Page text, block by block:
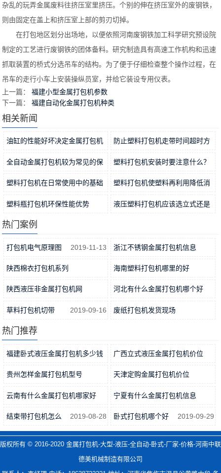
杂乱的玩弄金属废料往挤压室里挤压。个别的伸在挤压室外的废钢铁，
则由固定在盖上和挤压室上部的剪刃切掉。
在打包地区划分出场地，以便依照河南废钢铁加工科学研究预设院
制定的工艺进行废钢铁的团体备料。研究制造具有高速工作机构和迅速
抓取装置的桥式分选吊车的结构。为了便于仔细检查整个操作过程，在
吊车的走行小车上安装操纵员室，并给它装设专用仪表。
上一篇：福建小型金属打包机参数
下一篇：福建自动化金属打包机种类
相关新闻
油缸的性能好坏决定金属打包机
稳定… 2021-11-15
防止塑料打包机走带时间超时方
法分… 2021-11-12
全自动金属打包机较为常见的保
养方… 2021-11-09
塑料打包机安装时要注意什么？
2021-11-06
塑料打包机在日常使用中的基础
工作… 2021-11-04
塑料打包机使塑料再利用降低消
耗 2021-11-01
塑料瓶打包机环保性能优势 液压塑料打包机应该选立式还是
热门案例
打包机电气原理图 2019-11-13 浙江不锈钢金属打包机信息
2019-05-05
陕西棉衣打包机系列
2019-04-22
海南塑料打包机哪里的好
2019-04-09
陕西液压非金属打包机网
2019-05-27
河北有什么金属打包机哪个好
草料打包机切带 2019-09-16 废纸打包机发货现场
热门推荐
福建卧式液压金属打包机多少钱
2019-05-14
广西立式液压金属打包机价位
2019-04-28
贵州怎样金属打包机型号
2019-05-22
天津定购金属打包机价位
2019-06-03
云南有什么金属打包机哪家好
2019-06-21
宁夏有什么金属打包机信息
2019-05-31
结束带打包机怎么 2019-08-28 卧式打包机哪个好 2019-09-29
版权所有 © 2016-2020 金属打包机-大型-液压-全自动-卧式-厂家-价格-河南中联
德美机械制造有限公司